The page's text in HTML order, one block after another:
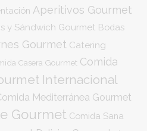
Aperitivos Gourmet
y Sándwich Gourmet Bodas
Gourmet Catering
Casera Gourmet Comida
Internacional
Mediterránea Gourmet
Gourmet Comida Sana